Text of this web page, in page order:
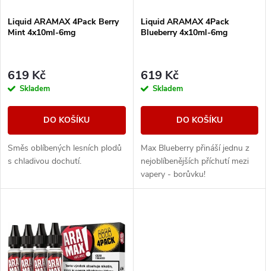
p
r
o
u
k
ů
s
p
r
o
d
u
k
t
ů
Liquid ARAMAX 4Pack Berry
Mint 4x10ml-6mg
619 Kč
Skladem
DO KOŠÍKU
Směs oblíbených lesních plodů
s chladivou dochutí.
Liquid ARAMAX 4Pack
Blueberry 4x10ml-6mg
619 Kč
Skladem
DO KOŠÍKU
Max Blueberry přináší jednu z
nejoblíbenějších příchutí mezi
vapery - borůvku!